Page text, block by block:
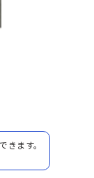
ます。